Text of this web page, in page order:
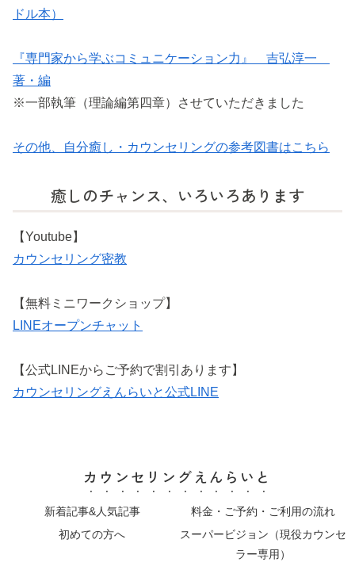
ドル本）
『専門家から学ぶコミュニケーション力』 吉弘淳一
著・編
※一部執筆（理論編第四章）させていただきました
その他、自分癒し・カウンセリングの参考図書はこちら
癒しのチャンス、いろいろあります
【Youtube】
カウンセリング密教
【無料ミニワークショップ】
LINEオープンチャット
【公式LINEからご予約で割引あります】
カウンセリングえんらいと公式LINE
カウンセリングえんらいと
新着記事&人気記事
料金・ご予約・ご利用の流れ
初めての方へ
スーパービジョン（現役カウンセ
ラー専用）